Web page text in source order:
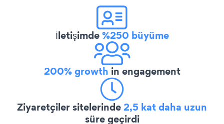
İletişimde%250 büyüme
200% growth in engagement
Ziyaretçiler sitelerinde2,5 kat daha uzun
süre geçirdi